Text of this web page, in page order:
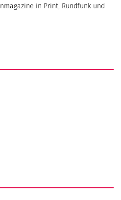
in Print, Rundfunk und